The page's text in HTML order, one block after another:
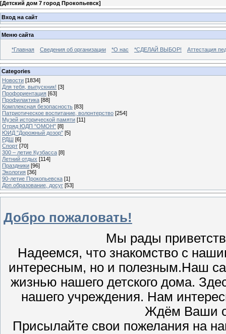
[Детский дом 7 город Прокопьевск]
Вход на сайт
Меню сайта
*Главная Сведения об организации *О нас *СДЕЛАЙ ВЫБОР! Аттестация
Categories
Новости [1834]
Для тебя, выпускник! [3]
Профориентация [63]
Профилактика [88]
Комплексная безопасность [83]
Патриотическое воспитание, волонтерство [254]
Музей исторической памяти [11]
Отряд ЮДП "ОМОН" [8]
ЮИД "Дорожный дозор" [5]
РДШ [6]
Спорт [70]
300 – летие Кузбасса [8]
Летний отдых [114]
Праздники [96]
Экология [36]
90-летие Прокопьевска [1]
Доп.образование, досуг [53]
Добро пожаловать!
Мы рады
Надеемся, что знакомство с
интересным, но и полезным.Наш
жизнью нашего детского дома.
нашего учреждения. Нам
Ждём Ваши
Присылайте свои пожелания на